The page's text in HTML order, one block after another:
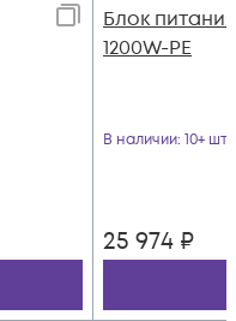
Блок
1200W-PE
В наличии: 10+ шт
25 974 ₽